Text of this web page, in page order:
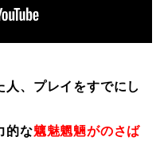
人、プレイをすでにし
的な魑魅魍魎がのさば